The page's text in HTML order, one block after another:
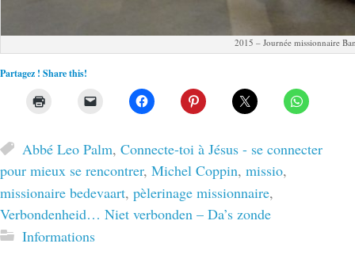
2015 – Journée missionnaire
Partagez ! Share this!
Abbé Leo Palm, Connecte-toi à Jésus - se connecter
pour mieux se rencontrer, Michel Coppin, missio,
missionaire bedevaart, pèlerinage missionnaire,
Verbondenheid… Niet verbonden – Da’s zonde
Informations